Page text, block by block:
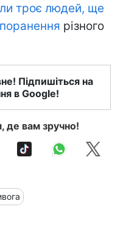
троє людей, ще
різного
Підпишіться на
в Google!
де вам зручно!